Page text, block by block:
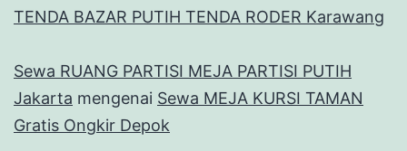
TENDA BAZAR PUTIH TENDA RODER Karawang
Sewa RUANG PARTISI MEJA PARTISI PUTIH
Jakarta mengenai Sewa MEJA KURSI TAMAN
Gratis Ongkir Depok